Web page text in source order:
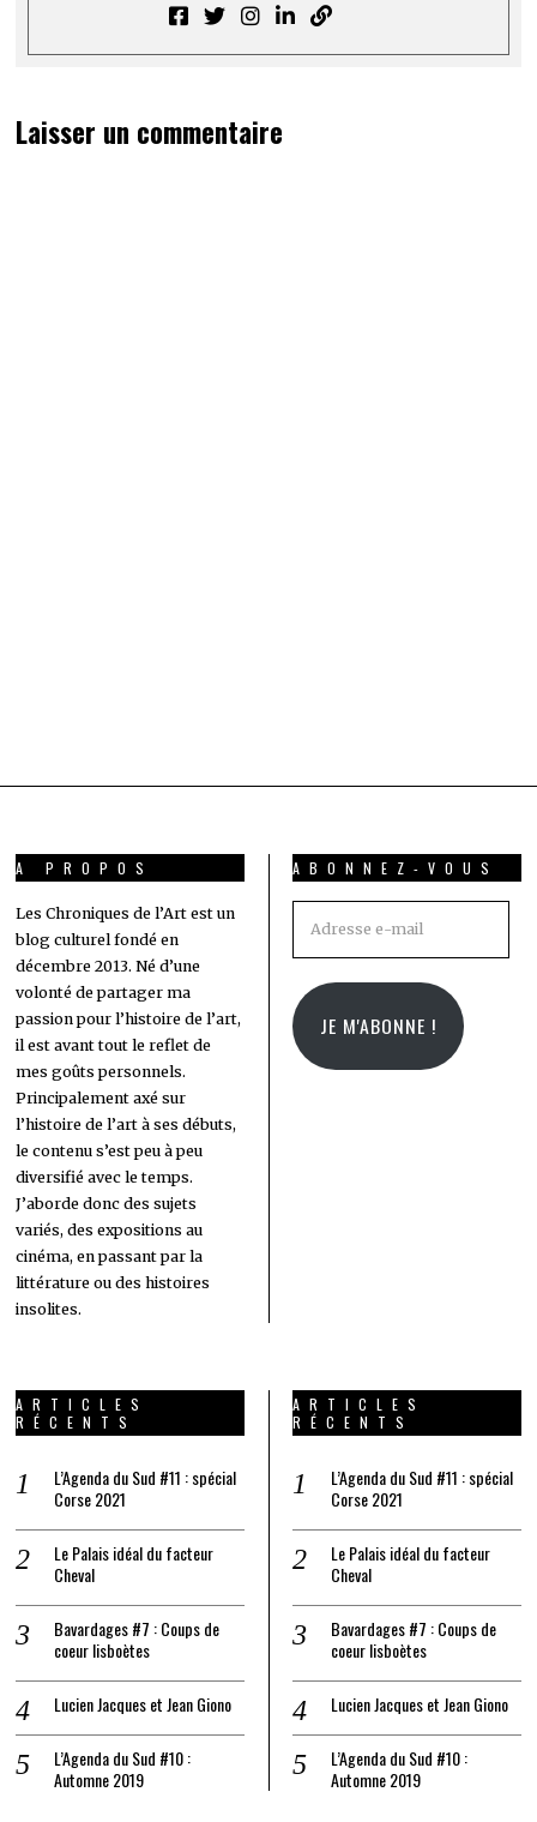
Laisser un commentaire
A PROPOS
Les Chroniques de l’Art est un
blog culturel fondé en
décembre 2013. Né d’une
volonté de partager ma
passion pour l’histoire de l’art,
il est avant tout le reflet de
mes goûts personnels.
Principalement axé sur
l’histoire de l’art à ses débuts,
le contenu s’est peu à peu
diversifié avec le temps.
J’aborde donc des sujets
variés, des expositions au
cinéma, en passant par la
littérature ou des histoires
insolites.
ABONNEZ-VOUS
JE M'ABONNE !
ARTICLES
RÉCENTS
L’Agenda du Sud #11 : spécial
Corse 2021
Le Palais idéal du facteur
Cheval
Bavardages #7 : Coups de
coeur lisboètes
Lucien Jacques et Jean Giono
L’Agenda du Sud #10 :
Automne 2019
ARTICLES
RÉCENTS
L’Agenda du Sud #11 : spécial
Corse 2021
Le Palais idéal du facteur
Cheval
Bavardages #7 : Coups de
coeur lisboètes
Lucien Jacques et Jean Giono
L’Agenda du Sud #10 :
Automne 2019